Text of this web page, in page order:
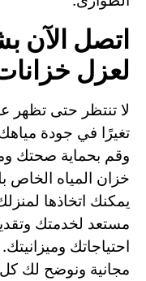
اتصل الآن
لعزل
لا تنتظر حتى تظهر
تغيرًا في جودة
وقم بحماية صحتك
خزان المياه الخاص
يمكنك اتخاذها
مستعد لخدمتك
احتياجاتك
مجانية ونوضح لك كل